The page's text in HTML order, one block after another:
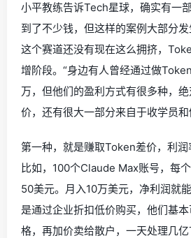
小平教练告诉Tech星球，确实有一
到了不少钱，但这样的案例大部分
这个赛道还没有现在这么拥挤，
增阶段。“身边有人曾经通过做
万，但他们的盈利方式有很多种，
价，还有很大一部分来自于收学员和
第一种，就是赚取Token差价，利润
比如，100个Claude Max账号，每
50美元。月入10万美元，净利润就
是通过企业折扣低价购买，他们基
格，再加价卖给散户，一天处理几